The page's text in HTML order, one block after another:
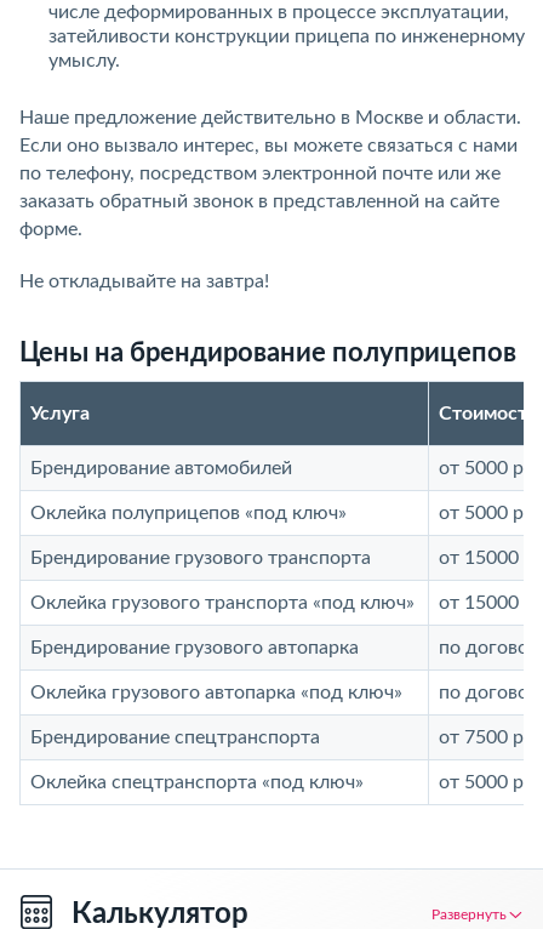
числе деформированных в процессе эксплуатации,
затейливости конструкции прицепа по инженерному
умыслу.
Наше предложение действительно в Москве и области.
Если оно вызвало интерес, вы можете связаться с нами
по телефону, посредством электронной почте или же
заказать обратный звонок в представленной на сайте
форме.
Не откладывайте на завтра!
Цены на брендирование полуприцепов
Услуга Стоимость
Брендирование автомобилей от 5000
Оклейка полуприцепов «под ключ» от 5000
Брендирование грузового транспорта от 15000
Оклейка грузового транспорта «под ключ» от 15000
Брендирование грузового автопарка по
Оклейка грузового автопарка «под ключ» по
Брендирование спецтранспорта от 7500
Оклейка спецтранспорта «под ключ» от 5000
Калькулятор Развернуть